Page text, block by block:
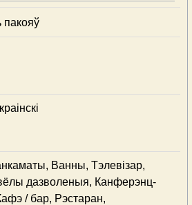
пакояў
Ванны, Тэлевізар,
дазволеныя, Канферэнц-
/ бар, Рэстаран,